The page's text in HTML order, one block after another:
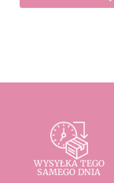
WYSYŁKA TEGO
SAMEGO DNIA